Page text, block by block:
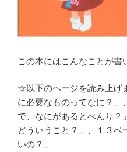
この本にはこんなことが書
☆以下のページを読み上げ
に必要なものってなに？」
で、なにがあるとべんり？
どういうこと？」、１３ペ
いの？」